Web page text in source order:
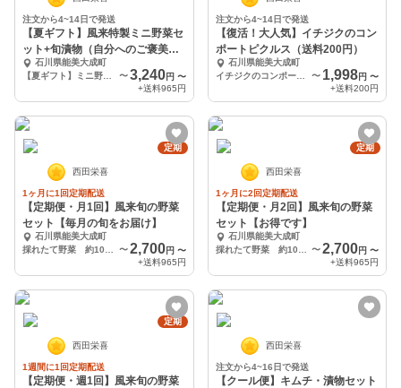
注文から4~14日で発送
【夏ギフト】風来特製ミニ野菜セ
ット+旬漬物（自分へのご褒美に
も）石川県能美大成町
〜 3,240円 〜
+送料965円
注文から4~14日で発送
【復活！大人気】イチジクのコン
ポートピクルス（送料200円）
石川県能美大成町
イチジクのコンポートピクルス×2 りんごとビーツのピクルス×2
〜 1,998円 〜
+送料200円
定期
西田栄喜
1ヶ月に1回定期配送
【定期便・月1回】風来旬の野菜
セット【毎月の旬をお届け】
石川県能美大成町
〜 2,700円 〜
+送料965円
定期
西田栄喜
1ヶ月に2回定期配送
【定期便・月2回】風来旬の野菜
セット【お得です】
石川県能美大成町
〜2,700円 〜
+送料965円
定期
西田栄喜
1週間に1回定期配送
【定期便・週1回】風来旬の野菜
西田栄喜
注文から4~16日で発送
【クール便】キムチ・漬物セット